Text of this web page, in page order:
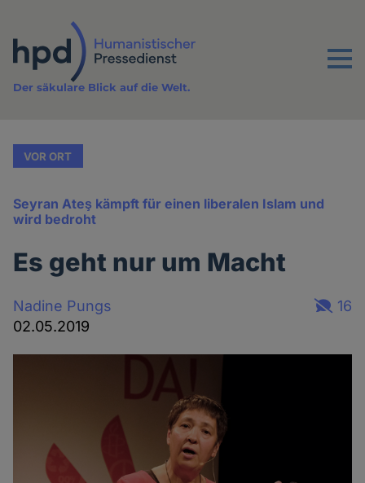
Inhalt
Menu
Der säkulare Blick auf die Welt.
VOR ORT
Seyran Ateş kämpft für einen liberalen Islam und
wird bedroht
Es geht nur um Macht
Nadine Pungs
02.05.2019
16